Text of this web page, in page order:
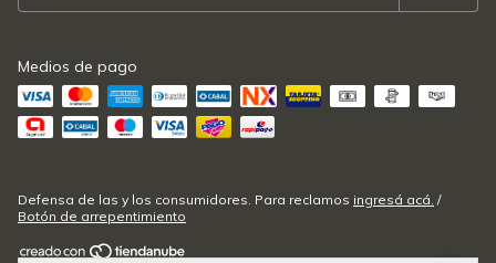
Medios de pago
Defensa de las y los consumidores. Para reclamos ingresá acá. /
Botón de arrepentimiento